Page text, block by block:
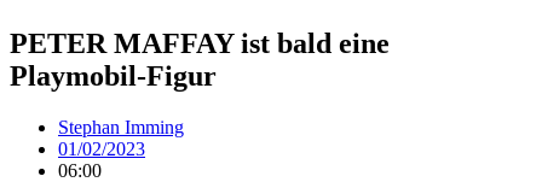
PETER MAFFAY ist bald eine
Playmobil-Figur
Stephan Imming
01/02/2023
06:00